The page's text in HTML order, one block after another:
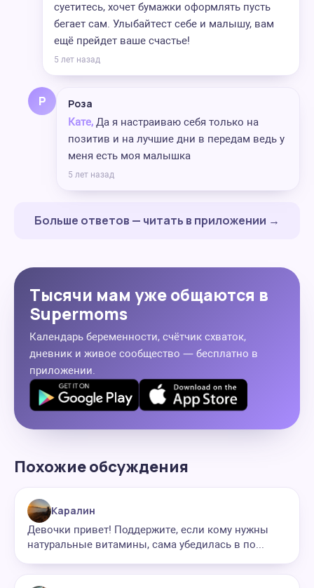
суетитесь, хочет бумажки оформлять пусть
бегает сам. Улыбайтест себе и малышу, вам
ещё прейдет ваше счастье!
5 лет назад
Р Роза
Кате, Да я настраиваю себя только на
позитив и на лучшие дни в передам ведь у
меня есть моя малышка
5 лет назад
Больше ответов — читать в приложении →
Тысячи мам уже общаются в
Supermoms
Календарь беременности, счётчик схваток,
дневник и живое сообщество — бесплатно в
приложении.
Похожие обсуждения
Каралин
Девочки привет! Поддержите, если кому нужны
натуральные витамины, сама убедилась в по...